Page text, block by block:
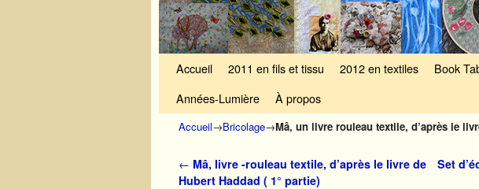
Accueil 2011 en fils et tissu 2012 en textiles Book
Années-Lumière
À propos
Accueil→Bricolage→Mâ, un livre rouleau textile, d’après le
Navigation des articles
← Mâ, livre -rouleau textile, d’après le livre de
Hubert Haddad ( 1° partie)
Set